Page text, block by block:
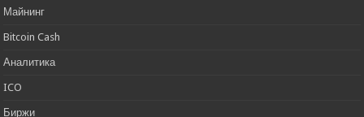
Майнинг
Bitcoin Cash
Аналитика
ICO
Биржи